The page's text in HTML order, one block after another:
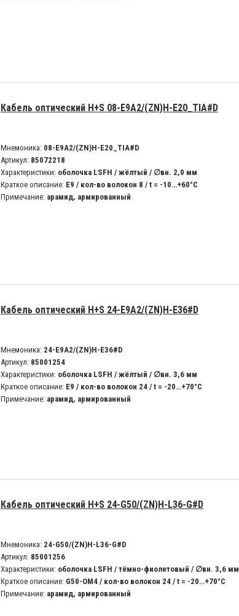
Кабель оптический H+S 08-E9A2/(ZN)H-E20_TIA#D
Мнемоника: 08-E9A2/(ZN)H-E20_TIA#D
Артикул: 85072218
Характеристики: оболочка LSFH / жёлтый / ∅вн. 2,0 мм
Краткое описание: E9 / кол-во волокон 8 / t = -10…+60°C
Примечание: арамид, армированный
Кабель оптический H+S 24-E9A2/(ZN)H-E36#D
Мнемоника: 24-E9A2/(ZN)H-E36#D
Артикул: 85001254
Характеристики: оболочка LSFH / жёлтый / ∅вн. 3,6 мм
Краткое описание: E9 / кол-во волокон 24 / t = -20…+70°C
Примечание: арамид, армированный
Кабель оптический H+S 24-G50/(ZN)H-L36-G#D
Мнемоника: 24-G50/(ZN)H-L36-G#D
Артикул: 85001256
Характеристики: оболочка LSFH / тёмно-фиолетовый / ∅вн. 3,6 мм
Краткое описание: G50-OM4 / кол-во волокон 24 / t = -20…+70°C
Примечание: арамид, армированный